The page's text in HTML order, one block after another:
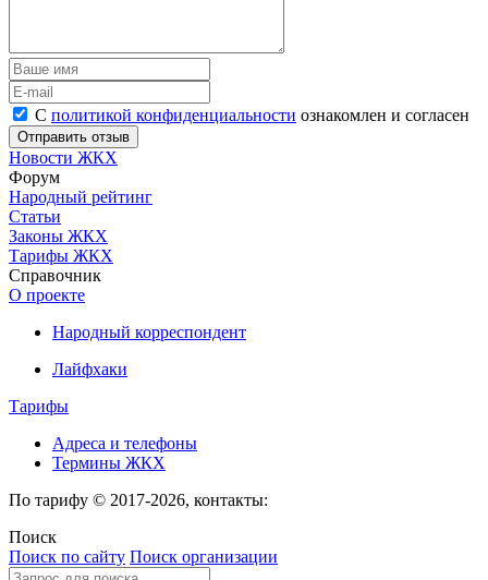
С политикой конфиденциальности ознакомлен и согласен
Новости ЖКХ
Форум
Народный рейтинг
Статьи
Законы ЖКХ
Тарифы ЖКХ
Справочник
О проекте
Народный корреспондент
Лайфхаки
Тарифы
Адреса и телефоны
Термины ЖКХ
По тарифу © 2017-2026, контакты:
Поиск
Поиск по сайту Поиск организации